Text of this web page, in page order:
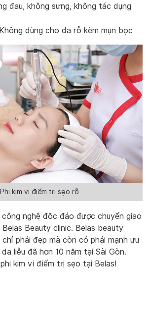
đau, không sưng, không tác dụng
Không dùng cho da rỗ kèm mụn bọc
Phi kim vi điểm trị sẹo rỗ
công nghệ độc đáo được chuyển giao
Beauty clinic. Belas beauty
phái đẹp mà còn có phái mạnh ưu
liễu đã hơn 10 năm tại Sài Gòn.
kim vi điểm trị sẹo tại Belas!